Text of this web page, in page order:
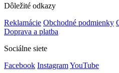
Dôležité odkazy
Reklamácie Obchodné podmienky
Doprava a platba
Sociálne siete
Facebook InstagramYouTube